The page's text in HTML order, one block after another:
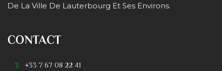
De La Ville De Lauterbourg Et Ses Environs.
CONTACT
T: +33 7 67 08 22 41